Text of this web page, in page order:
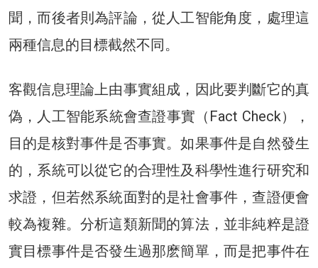
聞，而後者則為評論，從人工智能角度，處理這
兩種信息的目標截然不同。
客觀信息理論上由事實組成，因此要判斷它的真
偽，人工智能系統會查證事實（Fact Check），
目的是核對事件是否事實。如果事件是自然發生
的，系統可以從它的合理性及科學性進行研究和
求證，但若然系統面對的是社會事件，查證便會
較為複雜。分析這類新聞的算法，並非純粹是證
實目標事件是否發生過那麽簡單，而是把事件在